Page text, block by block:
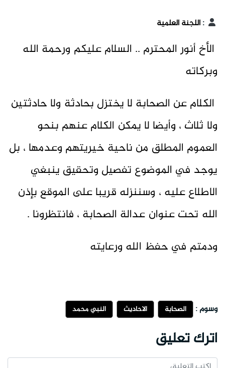
:اللجنة العلمية
الأخ أنور المحترم .. السلام عليكم ورحمة الله
وبركاته
الكلام عن الصحابة لا يختزل بحادثة ولا حادثتين
ولا ثلاث ، وأيضا لا يمكن الكلام عنهم بنحو
العموم المطلق من ناحية خيريتهم وعدمها ، بل
يوجد في الموضوع تفصيل وتحقيق ينبغي
الاطلاع عليه ، وسننزله قريبا على الموقع بإذن
الله تحت عنوان عدالة الصحابة ، فانتظرونا .
ودمتم في حفظ الله ورعايته
وسوم : الصحابة الاحاديث النبي محمد
اترك تعليق